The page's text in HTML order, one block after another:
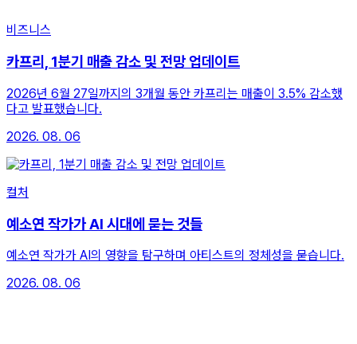
비즈니스
카프리, 1분기 매출 감소 및 전망 업데이트
2026년 6월 27일까지의 3개월 동안 카프리는 매출이 3.5% 감소했
다고 발표했습니다.
2026. 08. 06
컬처
예소연 작가가 AI 시대에 묻는 것들
예소연 작가가 AI의 영향을 탐구하며 아티스트의 정체성을 묻습니다.
2026. 08. 06